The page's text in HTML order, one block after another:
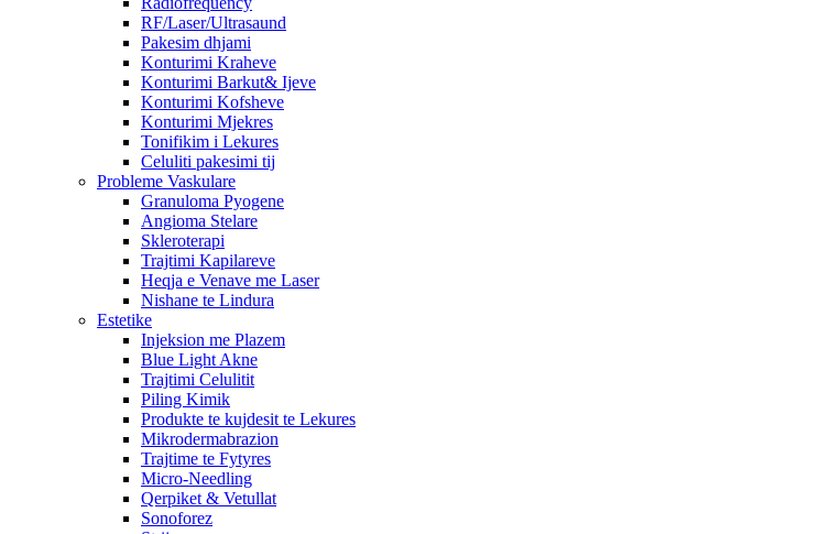
RF/Laser/Ultrasaund
Pakesim dhjami
Konturimi Kraheve
Konturimi Barkut& Ijeve
Konturimi Kofsheve
Konturimi Mjekres
Tonifikim i Lekures
Celuliti pakesimi tij
Probleme Vaskulare
Granuloma Pyogene
Angioma Stelare
Skleroterapi
Trajtimi Kapilareve
Heqja e Venave me Laser
Nishane te Lindura
Estetike
Injeksion me Plazem
Blue Light Akne
Trajtimi Celulitit
Piling Kimik
Produkte te kujdesit te Lekures
Mikrodermabrazion
Trajtime te Fytyres
Micro-Needling
Qerpiket & Vetullat
Sonoforez